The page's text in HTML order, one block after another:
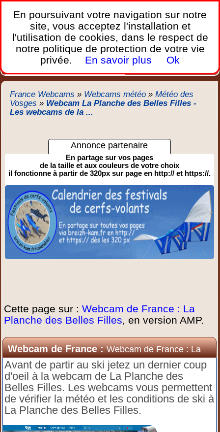
France Webcams,
Les webcams sur mobiles, portables et PC.
Home Bretagne Corse Plages Ports Montagnes
Trafic Chercher New
France Webcams » Webcams météo »Météo des
Vosges » Webcam La Planche des Belles Filles -
Les webcams de la ...
Annonce partenaire
En partage sur vos pages
de la taille et aux couleurs de votre choix
il fonctionne à partir de 320px sur page en http:// et https://.
Cette page sur :Webcam de France : La
Planche des Belles Filles, en version AMP.
Webcam de France :Webcam de France : La
Planche des Belles Filles
Avant de partir au ski jetez un dernier coup
d'oeil à la webcam de La Planche des
Belles Filles. Les webcams vous permettent
de vérifier la météo et les conditions de ski à
La Planche des Belles Filles.
En poursuivant votre navigation sur notre
site, vous acceptez l'installation et
l'utilisation de cookies, dans le respect de
notre politique de protection de votre vie
privée.
En savoir plus Ok